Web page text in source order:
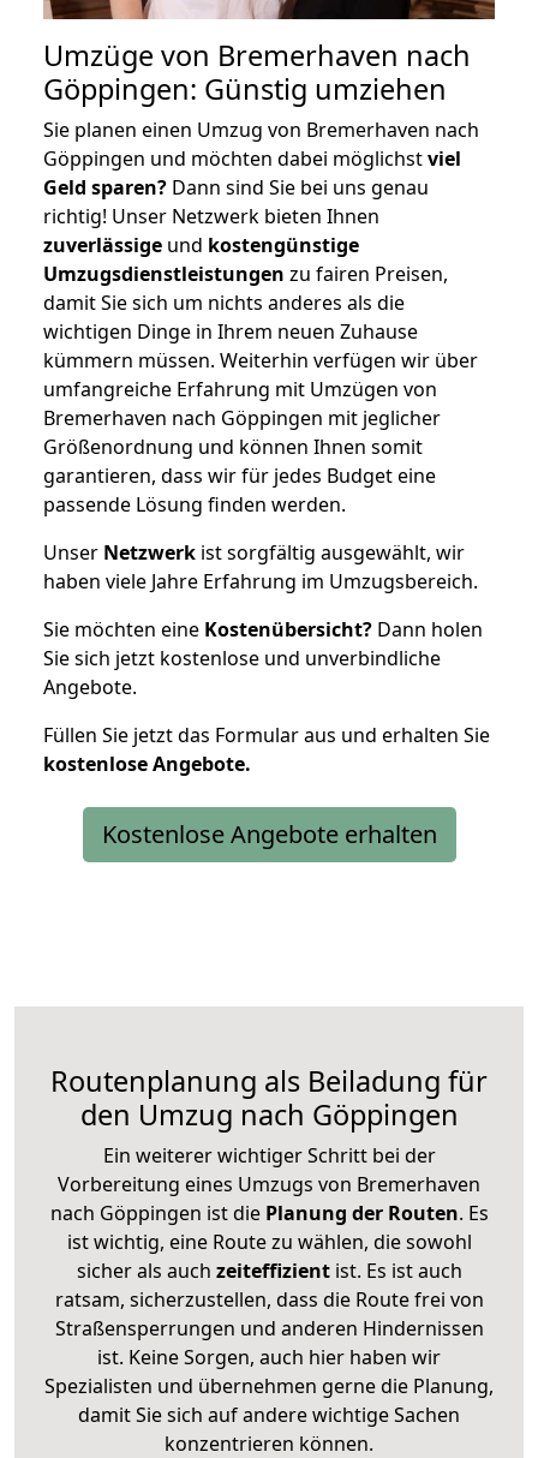
Umzüge von Bremerhaven nach
Göppingen: Günstig umziehen
Sie planen einen Umzug von Bremerhaven nach
Göppingen und möchten dabei möglichstviel
Geld sparen? Dann sind Sie bei uns genau
richtig! Unser Netzwerk bieten Ihnen
zuverlässige und kostengünstige
Umzugsdienstleistungen zu fairen Preisen,
damit Sie sich um nichts anderes als die
wichtigen Dinge in Ihrem neuen Zuhause
kümmern müssen. Weiterhin verfügen wir über
umfangreiche Erfahrung mit Umzügen von
Bremerhaven nach Göppingen mit jeglicher
Größenordnung und können Ihnen somit
garantieren, dass wir für jedes Budget eine
passende Lösung finden werden.
Unser Netzwerk ist sorgfältig ausgewählt, wir
haben viele Jahre Erfahrung im Umzugsbereich.
Sie möchten eine Kostenübersicht? Dann holen
Sie sich jetzt kostenlose und unverbindliche
Angebote.
Füllen Sie jetzt das Formular aus und erhalten Sie
kostenloseAngebote.
Kostenlose Angebote erhalten
Routenplanung als Beiladung für
den Umzug nach Göppingen
Ein weiterer wichtiger Schritt bei der
Vorbereitung eines Umzugs von Bremerhaven
nach Göppingen ist diePlanung der Routen. Es
ist wichtig, eine Route zu wählen, die sowohl
sicher als auch zeiteffizientist. Es ist auch
ratsam, sicherzustellen, dass die Route frei von
Straßensperrungen und anderen Hindernissen
ist. Keine Sorgen, auch hier haben wir
Spezialisten und übernehmen gerne die Planung,
damit Sie sich auf andere wichtige Sachen
konzentrieren können.